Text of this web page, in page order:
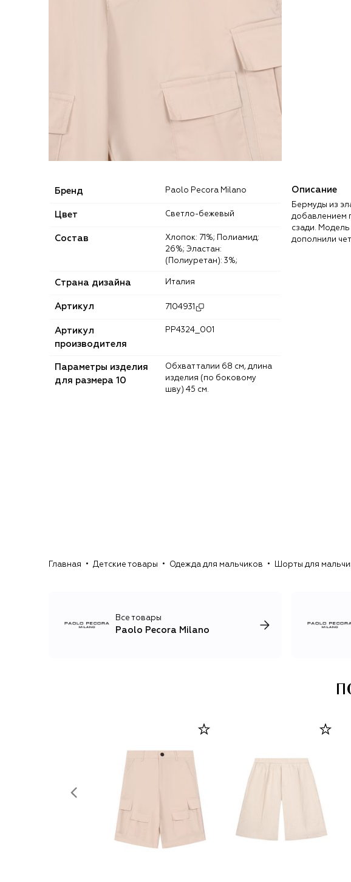
Бренд Paolo Pecora Milano
Цвет Светло-бежевый
Состав
Хлопок: 71%; Полиамид:
26%; Эластан:
(Полиуретан): 3%;
Страна дизайна Италия
Артикул 7104931
Артикул
производителя
PP4324_001
Параметры изделия
для размера 10
Обхват талии 68 см, длина
изделия (по боковому
шву) 45 см.
Описание
Бермуды из
добавлением
сзади.
дополнили
Главная Детские товары Одежда для мальчиков Шорты для
Все товары
Paolo Pecora Milano